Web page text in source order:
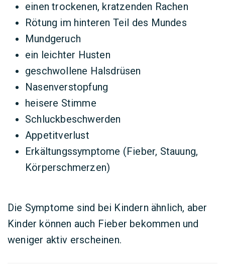
einen trockenen, kratzenden Rachen
Rötung im hinteren Teil des Mundes
Mundgeruch
ein leichter Husten
geschwollene Halsdrüsen
Nasenverstopfung
heisere Stimme
Schluckbeschwerden
Appetitverlust
Erkältungssymptome (Fieber, Stauung,
Körperschmerzen)
Die Symptome sind bei Kindern ähnlich, aber
Kinder können auch Fieber bekommen und
weniger aktiv erscheinen.